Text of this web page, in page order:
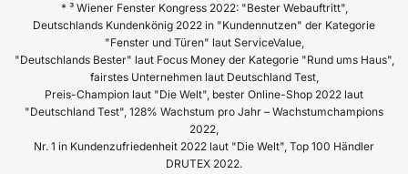
* ³ Wiener Fenster Kongress 2022: "Bester Webauftritt",
Deutschlands Kundenkönig 2022 in "Kundennutzen" der Kategorie
"Fenster und Türen" laut ServiceValue,
"Deutschlands Bester" laut Focus Money der Kategorie "Rund ums Haus",
fairstes Unternehmen laut Deutschland Test,
Preis-Champion laut "Die Welt", bester Online-Shop 2022 laut
"Deutschland Test", 128% Wachstum pro Jahr – Wachstumchampions
2022,
Nr. 1 in Kundenzufriedenheit 2022 laut "Die Welt", Top 100 Händler
DRUTEX 2022.